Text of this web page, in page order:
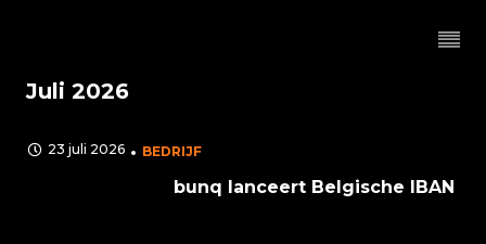
Juli 2026
23 juli 2026 BEDRIJF
bunq lanceert Belgische IBAN